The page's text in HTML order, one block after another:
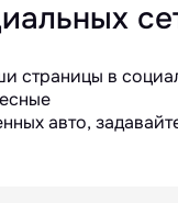
страницы в
авто,